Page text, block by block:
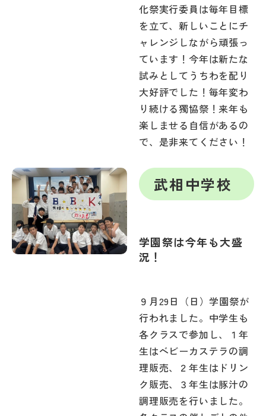
化祭実行委員は毎年目標
を立て、新しいことにチ
ャレンジしながら頑張っ
ています！今年は新たな
試みとしてうちわを配り
大好評でした！毎年変わ
り続ける獨協祭！来年も
楽しませる自信があるの
で、是非来てください！
武相中学校
学園祭は今年も大盛
況！
９月29日（日）学園祭が
行われました。中学生も
各クラスで参加し、１年
生はベビーカステラの調
理販売、２年生はドリン
ク販売、３年生は豚汁の
調理販売を行いました。